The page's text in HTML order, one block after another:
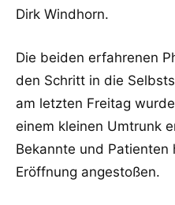
Dirk Windhorn.
Die beiden erfahrenen
den Schritt in die
am letzten Freitag
einem kleinen Umtrunk
Bekannte und
Eröffnung angestoßen.